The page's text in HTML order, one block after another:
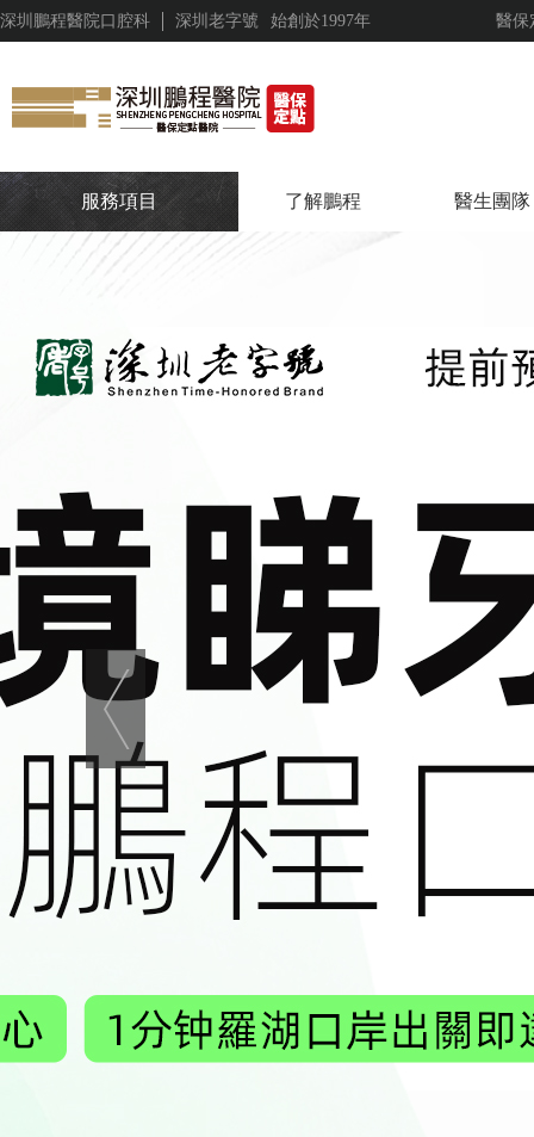
深圳鵬程醫院口腔科 深圳老字號 始創於1997年 醫保
服務項目 了解鵬程 醫生團隊